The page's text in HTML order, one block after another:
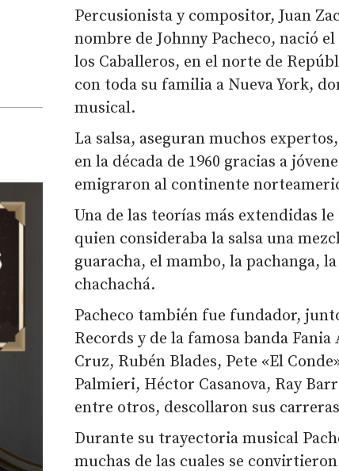
Percusionista y compositor, Juan
nombre de Johnny Pacheco, nació
los Caballeros, en el norte de
con toda su familia a Nueva York,
musical.
La salsa, aseguran muchos
en la década de 1960 gracias a
emigraron al continente
Una de las teorías más extendidas
quien consideraba la salsa una
guaracha, el mambo, la pachanga,
chachachá.
Pacheco también fue fundador,
Records y de la famosa banda
Cruz, Rubén Blades, Pete «El
Palmieri, Héctor Casanova, Ray
entre otros, descollaron sus
Durante su trayectoria musical
muchas de las cuales se